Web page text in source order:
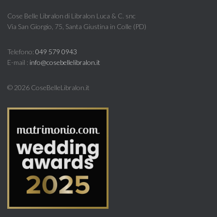
Cose Belle Libralon di Libralon Luca & C. snc
Via San Giorgio, 75, Santa Giustina in Colle (PD)
Telefono: 049 579 0943
E-mail : info@cosebellelibralon.it
© 2026 CoseBelleLibralon.it